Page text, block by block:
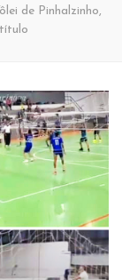
de Pinhalzinho,